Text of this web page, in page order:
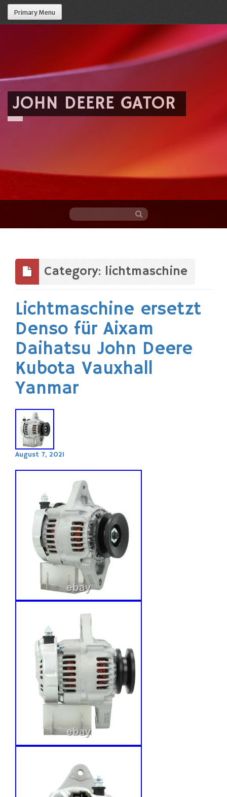
Primary Menu
JOHN DEERE GATOR
content
Category: lichtmaschine
Lichtmaschine ersetzt
Denso für Aixam
Daihatsu John Deere
Kubota Vauxhall
Yanmar
August 7, 2021